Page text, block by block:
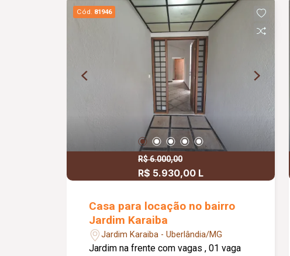
Cód. 81946
R$ 6.000,00
R$ 5.930,00 L
Casa para locação no bairro
Jardim Karaiba
Jardim Karaiba - Uberlândia/MG
Jardim na frente com vagas , 01 vaga